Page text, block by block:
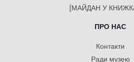
[МАЙДАН У
ПРО НАС
Контакти
Ради музею